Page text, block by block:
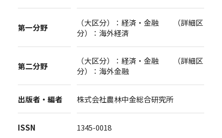
第一分野
（大区分）：経済・金融 （詳細区
分）：海外経済
第二分野
（大区分）：経済・金融 （詳細区
分）：海外金融
出版者・編者 株式会社農林中金総合研究所
ISSN 1345-0018